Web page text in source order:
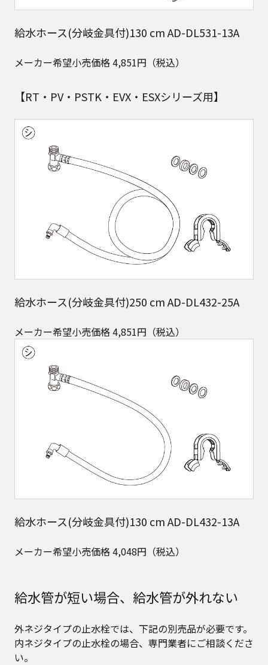
給水ホース(分岐金具付)130 cm AD-DL531-13A
メーカー希望小売価格 4,851円（税込）
【RT・PV・PSTK・EVX・ESXシリーズ用】
給水ホース(分岐金具付)250 cm AD-DL432-25A
メーカー希望小売価格 4,851円（税込）
給水ホース(分岐金具付)130 cm AD-DL432-13A
メーカー希望小売価格 4,048円（税込）
給水管が短い場合、給水管が外れない
外ネジタイプの止水栓では、下記の別売品が必要です。​
内ネジタイプの止水栓の場合、専門業者にご相談くださ
い。​